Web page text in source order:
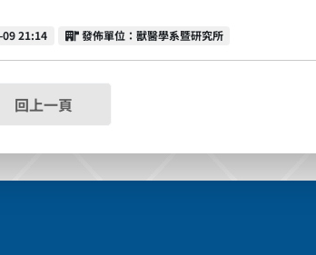
09 21:14 發佈單位
發佈單位：獸醫學系暨研究所
回上一頁